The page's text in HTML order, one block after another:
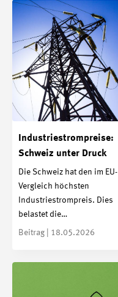
Industriestrompreise:
Schweiz unter Druck
Die Schweiz hat den im EU-
Vergleich höchsten
Industriestrompreis. Dies
belastet die…
Beitrag | 18.05.2026